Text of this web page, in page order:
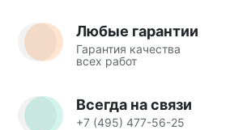
Любые гарантии
Гарантия качества
всех работ
Всегда на связи
+7 (495) 477-56-25